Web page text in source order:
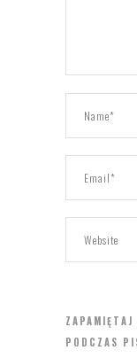
ZAPAMIĘTAJ
PODCZAS